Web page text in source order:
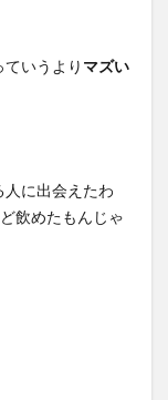
ていうより マズい
に出会えたわ
飲めたもんじゃ